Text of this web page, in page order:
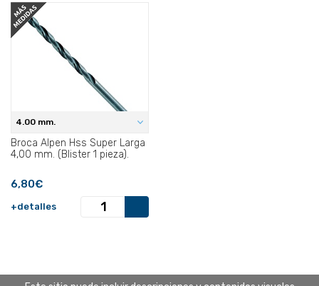
4.00 mm.
Broca Alpen Hss Super Larga
4,00 mm. (Blister 1 pieza).
6,80€
+detalles